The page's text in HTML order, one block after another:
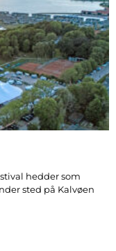
hedder som
sted på Kalvøen